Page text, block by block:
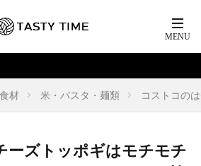
材 米・パスタ・麺類 コストコの
ーズトッポギはモチモチ